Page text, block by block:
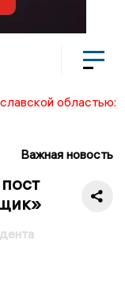
областью:
Важная новость